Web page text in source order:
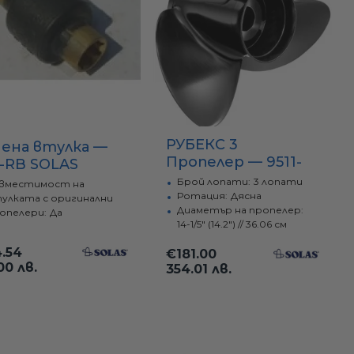
Добавки
Принадлежности
Гумени пресови втулки
Заменяеми втулки, комплекти
Монтажни елементи
Капаци, ревизии и кутии
Амортисьори, ключалки и аксесоари
Оборудване за каяци и канута
втулка —
RB SOLAS
на
с оригинални
Да
лв.
РУБЕКС 3
Пропелер — 9511-
142-23 E3x14.2x23R
SOLAS
Брой лопати: 3 лопати
Ротация: Дясна
Диаметър на пропелер:
14-1/5" (14.2") // 36.06 см
€181.00
354.01 лв.